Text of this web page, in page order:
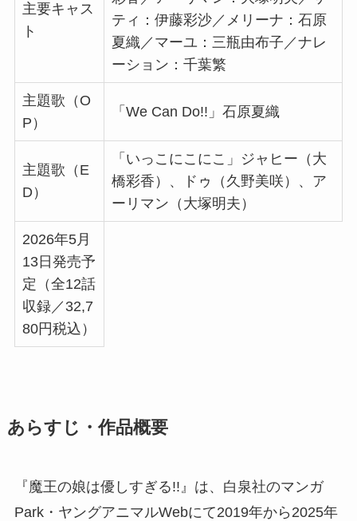
主要キャス
ト
ティ：伊藤彩沙／メリーナ：石原
夏織／マーユ：三瓶由布子／ナレ
ーション：千葉繁
主題歌（O
P）
「We Can Do!!」石原夏織
主題歌（E
D）
「いっこにこにこ」ジャヒー（大
橋彩香）、ドゥ（久野美咲）、ア
ーリマン（大塚明夫）
2026年5月
13日発売予
定（全12話
収録／32,7
80円税込）
あらすじ・作品概要
『魔王の娘は優しすぎる!!』は、白泉社のマンガ
Park・ヤングアニマルWebにて2019年から2025年